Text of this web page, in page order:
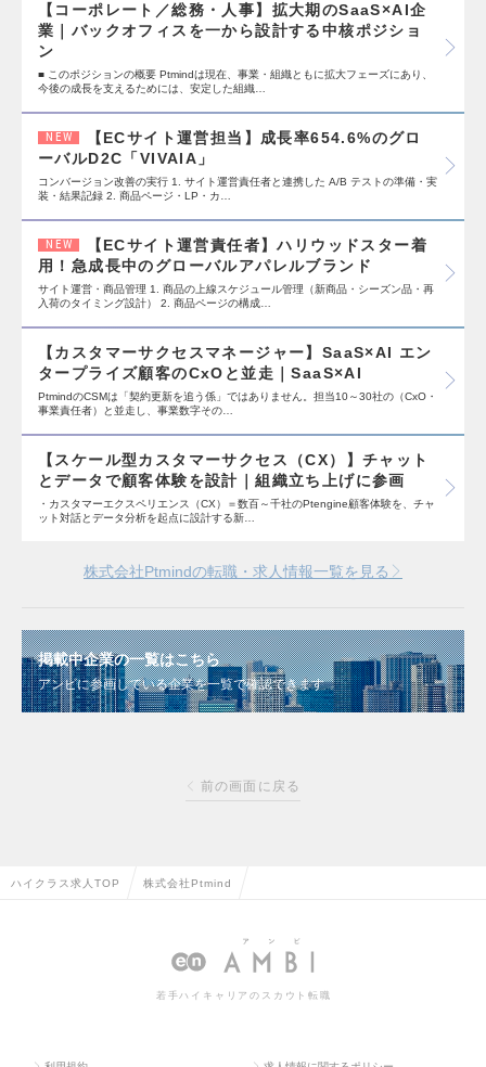
【コーポレート／総務・人事】拡大期のSaaS×AI企
業｜バックオフィスを一から設計する中核ポジショ
ン
■ このポジションの概要 Ptmindは現在、事業・組織ともに拡大フェーズにあり、
今後の成長を支えるためには、安定した組織…
NEW
【ECサイト運営担当】成長率654.6%のグロ
ーバルD2C「VIVAIA」
コンバージョン改善の実行 1. サイト運営責任者と連携した A/B テストの準備・実
装・結果記録 2. 商品ページ・LP・カ…
NEW
【ECサイト運営責任者】ハリウッドスター着
用！急成長中のグローバルアパレルブランド
サイト運営・商品管理 1. 商品の上線スケジュール管理（新商品・シーズン品・再
入荷のタイミング設計） 2. 商品ページの構成…
【カスタマーサクセスマネージャー】SaaS×AI エン
タープライズ顧客のCxOと並走｜SaaS×AI
PtmindのCSMは「契約更新を追う係」ではありません。担当10～30社の（CxO・
事業責任者）と並走し、事業数字その…
【スケール型カスタマーサクセス（CX）】チャット
とデータで顧客体験を設計｜組織立ち上げに参画
・カスタマーエクスペリエンス（CX）＝数百～千社のPtengine顧客体験を、チャ
ット対話とデータ分析を起点に設計する新…
株式会社Ptmindの転職・求人情報一覧を見る
掲載中企業の一覧はこちら
アンビに参画している企業を一覧で確認できます
前の画面に戻る
ハイクラス求人TOP 株式会社Ptmind
若手ハイキャリアのスカウト転職